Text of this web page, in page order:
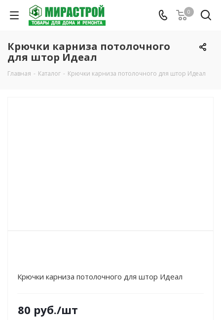
0
Крючки карниза потолочного
для штор Идеал
Главная - Каталог - Крючки карниза потолочного для штор Идеал
Крючки карниза потолочного для штор Идеал
80 руб./шт